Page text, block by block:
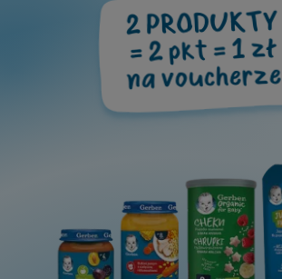
2 PRODUKTY
= 2 pkt = 1 zł
na voucherze